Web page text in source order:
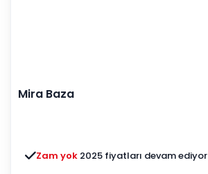
Mira Baza
Zam yok 2025 fiyatları devam ediyor